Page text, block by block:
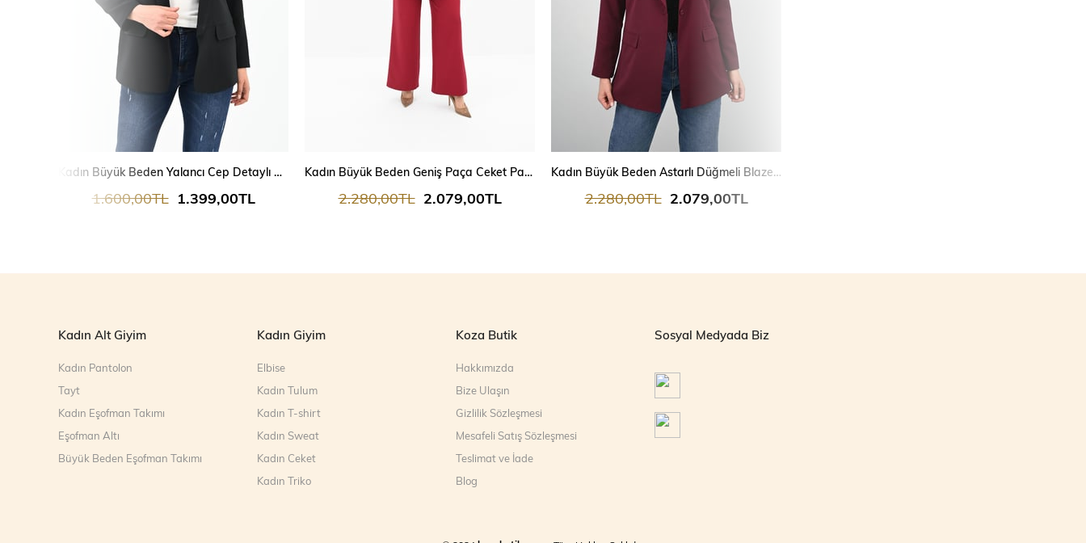
Kadın Büyük Beden Yalancı Cep Detaylı Ceket 0106-23
1.399,00TL
1.600,00TL
Kadın Büyük Beden Geniş Paça Ceket Pantolon Takım 9008-25
2.079,00TL
2.280,00TL
Kadın Büyük Beden Astarlı Düğmeli Blazer Ceket 9008-25-1
2.079,00TL
2.280,00TL
Kadın Alt Giyim
Kadın Pantolon
Tayt
Kadın Eşofman Takımı
Eşofman Altı
Büyük Beden Eşofman Takımı
Kadın Giyim
Elbise
Kadın Tulum
Kadın T-shirt
Kadın Sweat
Kadın Ceket
Kadın Triko
Koza Butik
Hakkımızda
Bize Ulaşın
Gizlilik Sözleşmesi
Mesafeli Satış Sözleşmesi
Teslimat ve İade
Blog
Sosyal Medyada Biz